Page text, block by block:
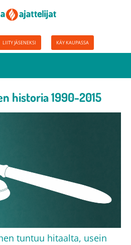
LIITY JÄSENEKSI KÄY KAUPASSA
historia 1990-2015
tuntuu hitaalta, usein